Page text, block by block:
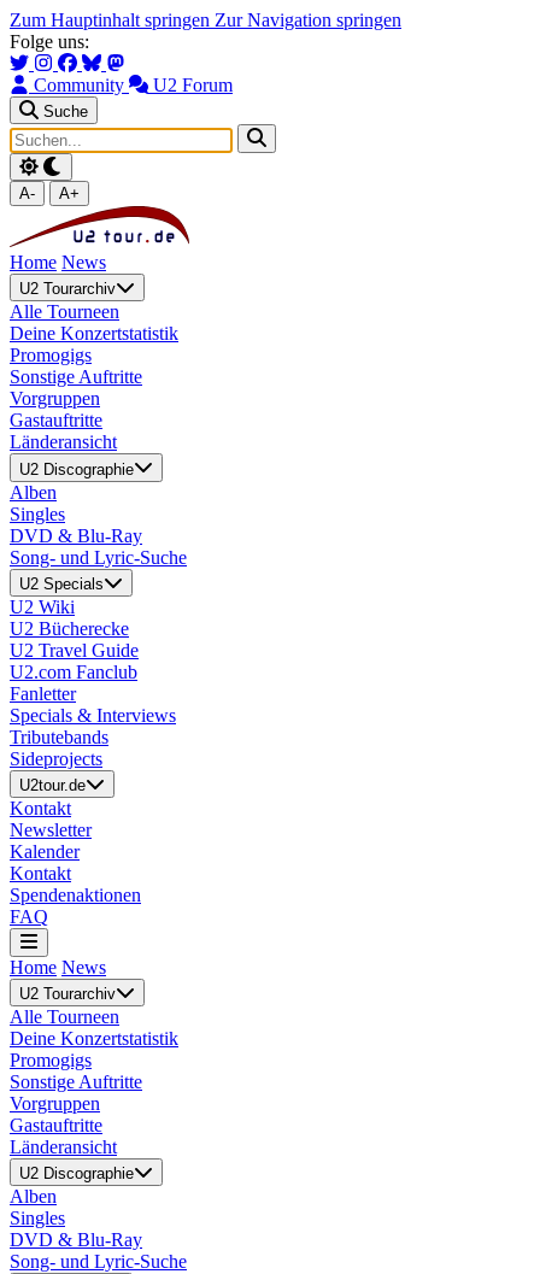
Zum Hauptinhalt springen Zur Navigation springen
Folge uns:
Community U2 Forum
Suche
A- A+
Home News
U2 Tourarchiv
Alle Tourneen
Deine Konzertstatistik
Promogigs
Sonstige Auftritte
Vorgruppen
Gastauftritte
Länderansicht
U2 Discographie
Alben
Singles
DVD & Blu-Ray
Song- und Lyric-Suche
U2 Specials
U2 Wiki
U2 Bücherecke
U2 Travel Guide
U2.com Fanclub
Fanletter
Specials & Interviews
Tributebands
Sideprojects
U2tour.de
Kontakt
Newsletter
Kalender
Kontakt
Spendenaktionen
FAQ
Home News
U2 Tourarchiv
Alle Tourneen
Deine Konzertstatistik
Promogigs
Sonstige Auftritte
Vorgruppen
Gastauftritte
Länderansicht
U2 Discographie
Alben
Singles
DVD & Blu-Ray
Song- und Lyric-Suche